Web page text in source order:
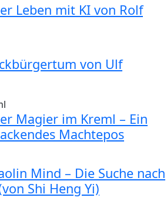
Leben mit KI von Rolf
von Ulf
Magier im Kreml – Ein
Machtepos
Mind – Die Suche nach
Shi Heng Yi)